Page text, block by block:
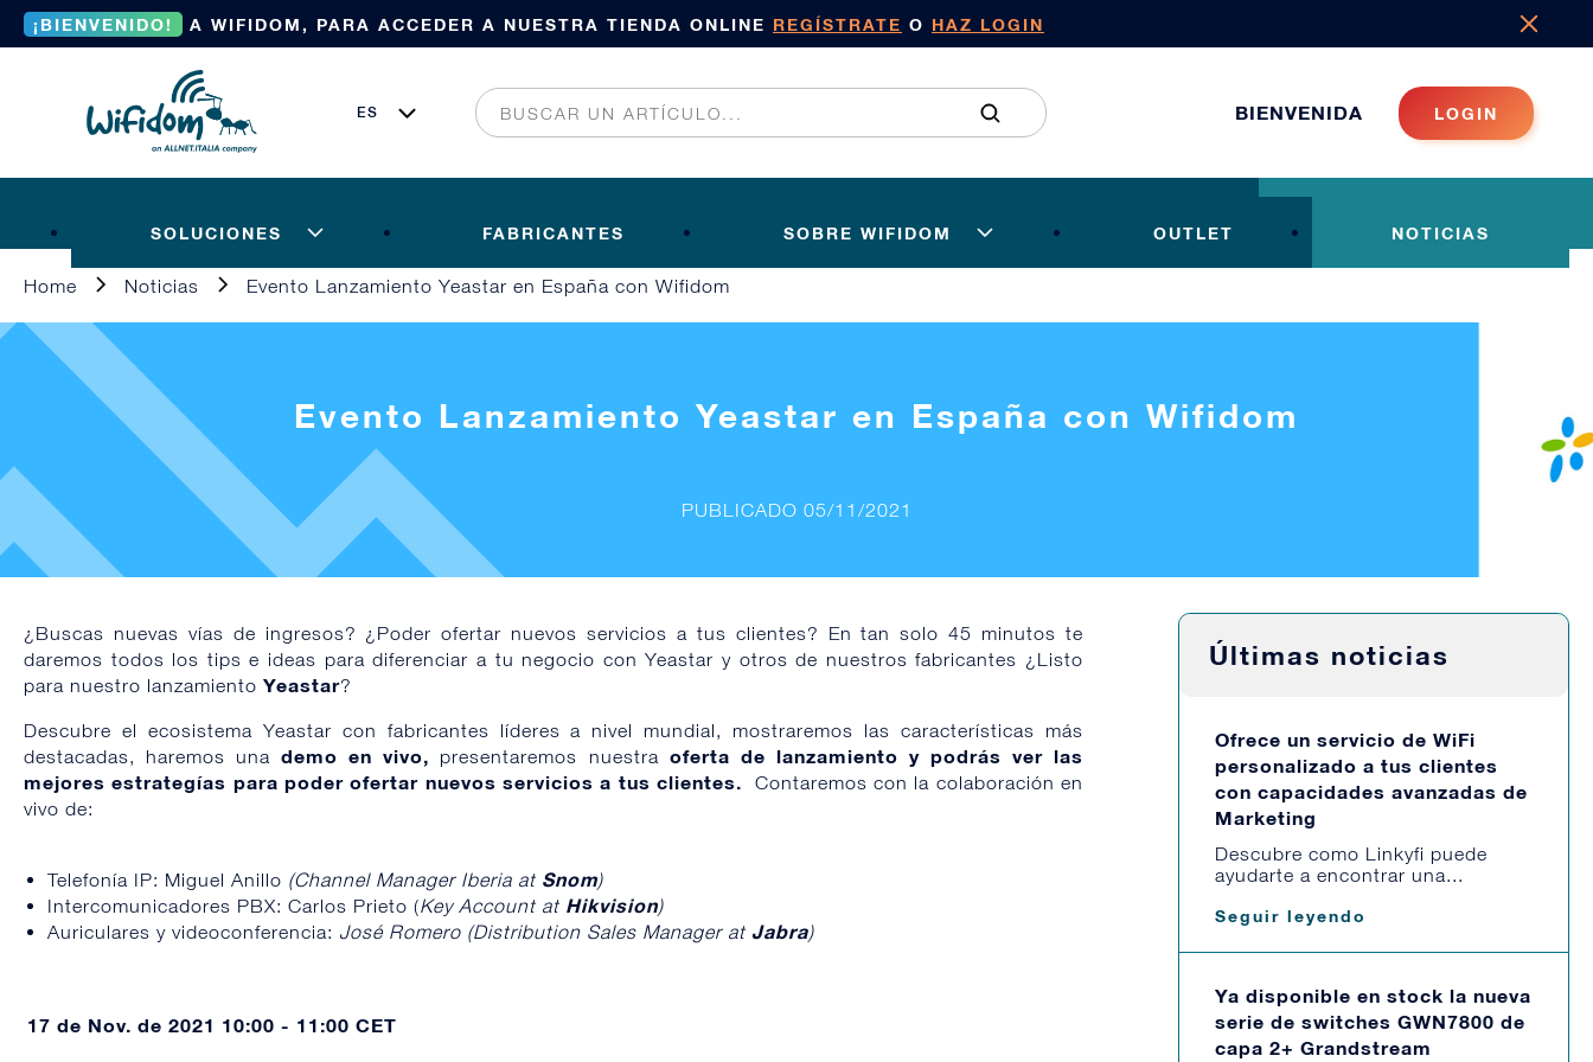
¡BIENVENIDO! A WIFIDOM, PARA ACCEDER A NUESTRA TIENDA ONLINE REGÍSTRATE O HAZ LOGIN
BIENVENIDA LOGIN
SOLUCIONES FABRICANTES SOBRE WIFIDOM OUTLET NOTICIAS
Home Noticias Evento Lanzamiento Yeastar en España con Wifidom
Evento Lanzamiento Yeastar en España con Wifidom
PUBLICADO 05/11/2021
¿Buscas nuevas vías de ingresos? ¿Poder ofertar nuevos servicios a tus clientes? En tan solo 45 minutos te
daremos todos los tips e ideas para diferenciar a tu negocio con Yeastar y otros de nuestros fabricantes ¿Listo
para nuestro lanzamiento Yeastar?
Descubre el ecosistema Yeastar con fabricantes líderes a nivel mundial, mostraremos las características más
destacadas, haremos una demo en vivo, presentaremos nuestra oferta de lanzamiento y podrás ver las
mejores estrategías para poder ofertar nuevos servicios a tus clientes. Contaremos con la colaboración en
vivo de:
Telefonía IP: Miguel Anillo (Channel Manager Iberia at Snom)
Intercomunicadores PBX: Carlos Prieto (Key Account at Hikvision)
Auriculares y videoconferencia: José Romero (Distribution Sales Manager at Jabra)
17 de Nov. de 2021 10:00 - 11:00 CET
Últimas noticias
Ofrece un servicio de WiFi
personalizado a tus clientes
con capacidades avanzadas de
Marketing
Descubre como Linkyfi puede
ayudarte a encontrar una...
Seguir leyendo
Ya disponible en stock la nueva
serie de switches GWN7800 de
capa 2+ Grandstream